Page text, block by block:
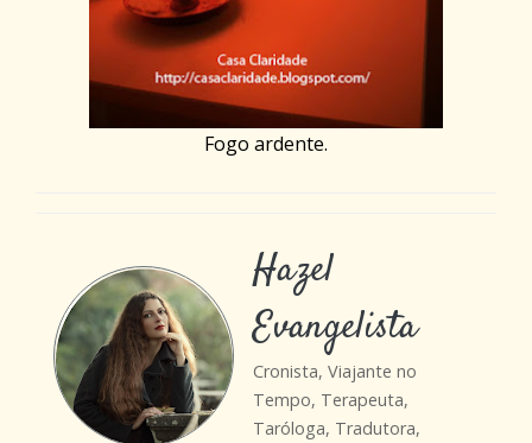
Fogo ardente.
Hazel
Evangelista
Cronista, Viajante no
Tempo, Terapeuta,
Taróloga, Tradutora,